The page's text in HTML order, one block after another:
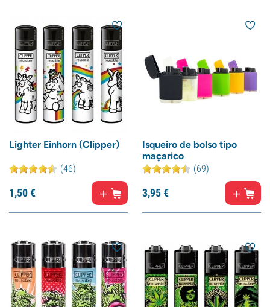
Lighter Einhorn (Clipper)
(46)
1,50€
Isqueiro de bolso tipo
maçarico
(69)
3,95€